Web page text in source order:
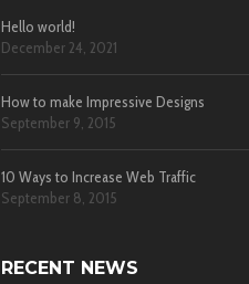
Hello world!
December 24, 2021
How to make Impressive Designs
September 9, 2015
10 Ways to Increase Web Traffic
September 8, 2015
RECENT NEWS